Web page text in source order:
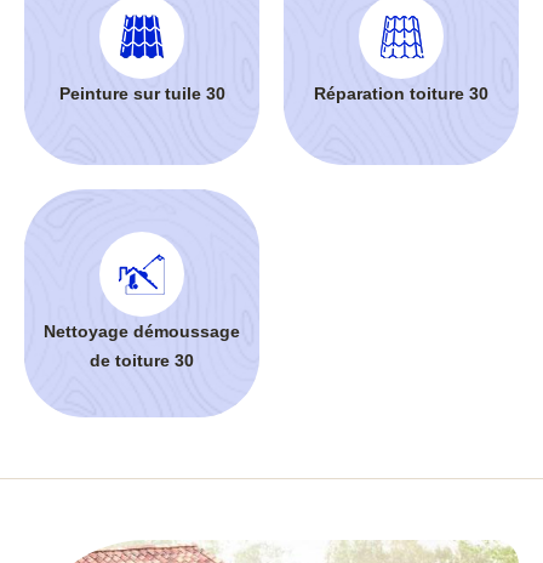
Peinture sur tuile 30 Réparation toiture 30
Nettoyage démoussage
de toiture 30